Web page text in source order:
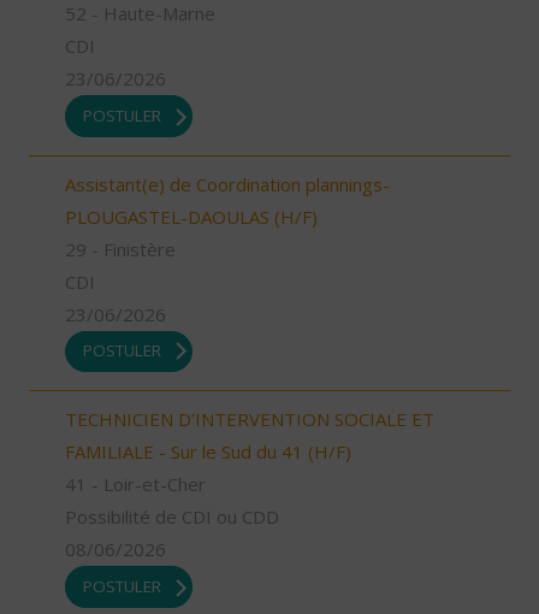
52 - Haute-Marne
CDI
23/06/2026
POSTULER
Assistant(e) de Coordination plannings-
PLOUGASTEL-DAOULAS (H/F)
29 - Finistère
CDI
23/06/2026
POSTULER
TECHNICIEN D’INTERVENTION SOCIALE ET
FAMILIALE - Sur le Sud du 41 (H/F)
41 - Loir-et-Cher
Possibilité de CDI ou CDD
08/06/2026
POSTULER